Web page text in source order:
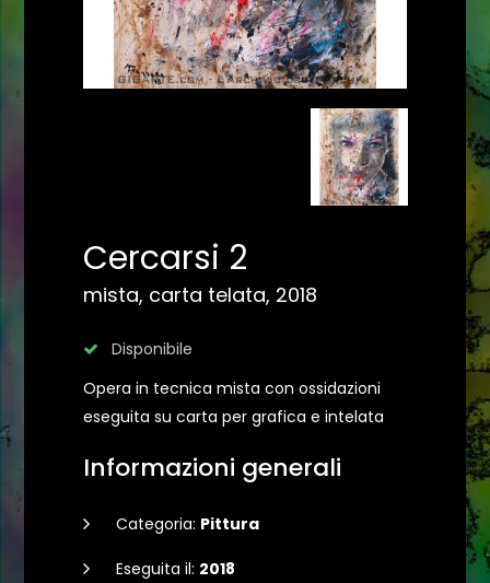
Cercarsi 2
mista, carta telata, 2018
Disponibile
Opera in tecnica mista con ossidazioni
eseguita su carta per grafica e intelata
Informazioni generali
Categoria: Pittura
Eseguita il: 2018